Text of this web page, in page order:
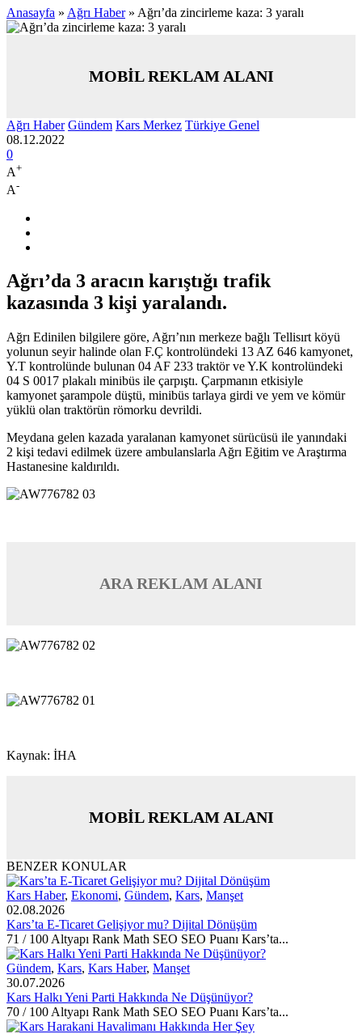
Anasayfa » Ağrı Haber » Ağrı’da zincirleme kaza: 3 yaralı
MOBİL REKLAM ALANI
Ağrı Haber Gündem Kars Merkez Türkiye Genel
08.12.2022
0
A+
A-
Ağrı’da 3 aracın karıştığı trafik
kazasında 3 kişi yaralandı.
Ağrı Edinilen bilgilere göre, Ağrı’nın merkeze bağlı Tellisırt köyü
yolunun seyir halinde olan F.Ç kontrolündeki 13 AZ 646 kamyonet,
Y.T kontrolünde bulunan 04 AF 233 traktör ve Y.K kontrolündeki
04 S 0017 plakalı minibüs ile çarpıştı. Çarpmanın etkisiyle
kamyonet şarampole düştü, minibüs tarlaya girdi ve yem ve kömür
yüklü olan traktörün römorku devrildi.
Meydana gelen kazada yaralanan kamyonet sürücüsü ile yanındaki
2 kişi tedavi edilmek üzere ambulanslarla Ağrı Eğitim ve Araştırma
Hastanesine kaldırıldı.
ARA REKLAM ALANI
Kaynak: İHA
MOBİL REKLAM ALANI
BENZER KONULAR
Kars Haber, Ekonomi, Gündem, Kars, Manşet
02.08.2026
Kars’ta E-Ticaret Gelişiyor mu? Dijital Dönüşüm
71 / 100 Altyapı Rank Math SEO SEO Puanı Kars’ta...
Gündem, Kars, Kars Haber, Manşet
30.07.2026
Kars Halkı Yeni Parti Hakkında Ne Düşünüyor?
70 / 100 Altyapı Rank Math SEO SEO Puanı Kars’ta...